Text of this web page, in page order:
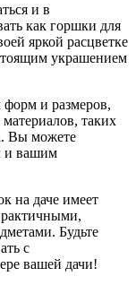
и в
как горшки для
яркой расцветке
украшением
форм и размеров,
таких
Вы можете
и вашим
на даче имеет
Будьте
с
вашей дачи!